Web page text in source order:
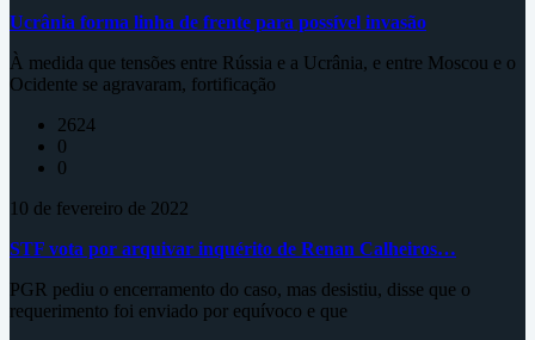
Ucrânia forma linha de frente para possível invasão
À medida que tensões entre Rússia e a Ucrânia, e entre Moscou e o
Ocidente se agravaram, fortificação
2624
0
0
10 de fevereiro de 2022
STF vota por arquivar inquérito de Renan Calheiros…
PGR pediu o encerramento do caso, mas desistiu, disse que o
requerimento foi enviado por equívoco e que